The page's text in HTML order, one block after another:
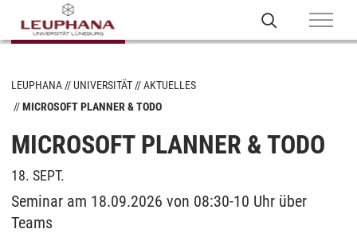
LEUPHANA UNIVERSITÄT
AKTUELLES
MICROSOFT PLANNER & TODO
MICROSOFT PLANNER & TODO
18. SEPT.
Seminar am 18.09.2026 von 08:30-10 Uhr über
Teams